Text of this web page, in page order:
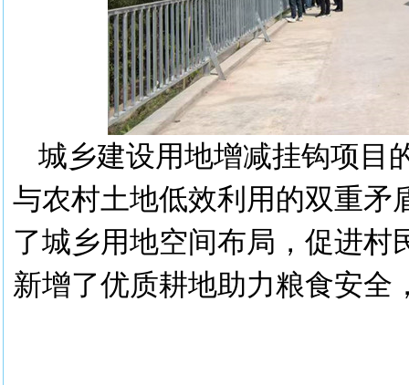
城乡建设用地增减挂钩项目
与农村土地低效利用的双重矛
了城乡用地空间布局，促进村
新增了优质耕地助力粮食安全